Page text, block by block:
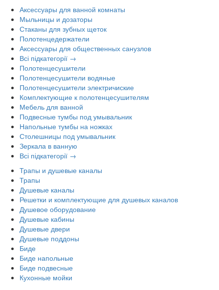
Аксессуары для ванной комнаты
Мыльницы и дозаторы
Стаканы для зубных щеток
Полотенцедержатели
Аксессуары для общественных санузлов
Всі підкатегорії →
Полотенцесушители
Полотенцесушители водяные
Полотенцесушители электричиские
Комплектующие к полотенцесушителям
Мебель для ванной
Подвесные тумбы под умывальник
Напольные тумбы на ножках
Столешницы под умывальник
Зеркала в ванную
Всі підкатегорії →
Трапы и душевые каналы
Трапы
Душевые каналы
Решетки и комплектующие для душевых каналов
Душевое оборудование
Душевые кабины
Душевые двери
Душевые поддоны
Биде
Биде напольные
Биде подвесные
Кухонные мойки